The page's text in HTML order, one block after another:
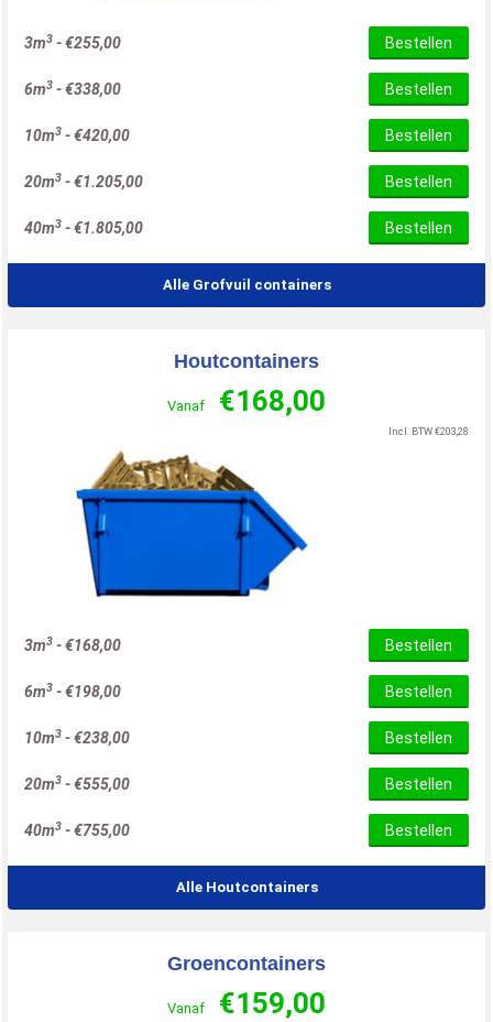
3m3 -€255,00 Bestellen
6m3 -€338,00 Bestellen
10m3 -€420,00 Bestellen
20m3 -€1.205,00 Bestellen
40m3 -€1.805,00 Bestellen
Alle Grofvuil containers
Houtcontainers
Vanaf €168,00
Incl. BTW €203,28
3m3 -€168,00 Bestellen
6m3 -€198,00 Bestellen
10m3 -€238,00 Bestellen
20m3 -€555,00 Bestellen
40m3 -€755,00 Bestellen
Alle Houtcontainers
Groencontainers
Vanaf €159,00